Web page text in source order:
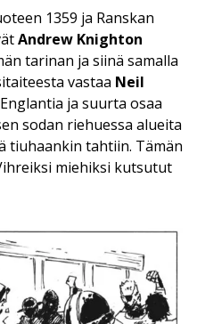
1359 ja Ranskan
Andrew Knighton
tarinan ja siinä samalla
vastaa Neil
ja suurta osaa
sodan riehuessa alueita
tiuhaankin tahtiin. Tämän
miehiksi kutsutut